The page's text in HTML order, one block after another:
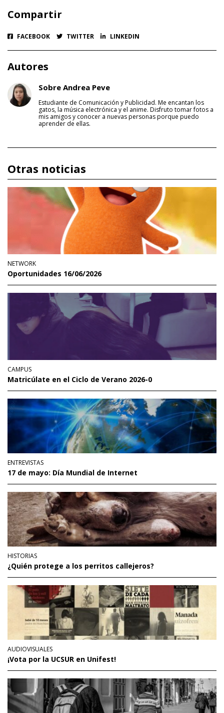
Compartir
FACEBOOK TWITTER LINKEDIN
Autores
Sobre Andrea Peve
Estudiante de Comunicación y Publicidad. Me encantan los
gatos, la música electrónica y el anime. Disfruto tomar fotos a
mis amigos y conocer a nuevas personas porque puedo
aprender de ellas.
Otras noticias
NETWORK
Oportunidades 16/06/2026
CAMPUS
Matricúlate en el Ciclo de Verano 2026-0
ENTREVISTAS
17 de mayo: Día Mundial de Internet
HISTORIAS
¿Quién protege a los perritos callejeros?
AUDIOVISUALES
¡Vota por la UCSUR en Unifest!